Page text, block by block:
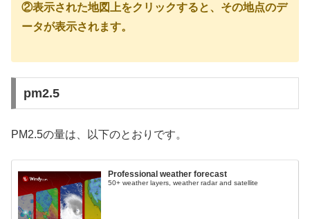
②表示された地図上をクリックすると、その地点のデ
ータが表示されます。
pm2.5
PM2.5の量は、以下のとおりです。
Professional weather forecast
50+ weather layers, weather radar and satellite